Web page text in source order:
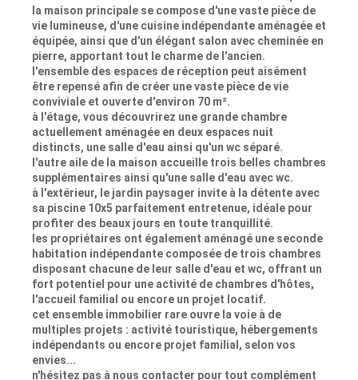
la maison principale se compose d'une vaste pièce de
vie lumineuse, d'une cuisine indépendante aménagée et
équipée, ainsi que d'un élégant salon avec cheminée en
pierre, apportant tout le charme de l'ancien.
l'ensemble des espaces de réception peut aisément
être repensé afin de créer une vaste pièce de vie
conviviale et ouverte d'environ 70 m².
à l'étage, vous découvrirez une grande chambre
actuellement aménagée en deux espaces nuit
distincts, une salle d'eau ainsi qu'un wc séparé.
l'autre aile de la maison accueille trois belles chambres
supplémentaires ainsi qu'une salle d'eau avec wc.
à l'extérieur, le jardin paysager invite à la détente avec
sa piscine 10x5 parfaitement entretenue, idéale pour
profiter des beaux jours en toute tranquillité.
les propriétaires ont également aménagé une seconde
habitation indépendante composée de trois chambres
disposant chacune de leur salle d'eau et wc, offrant un
fort potentiel pour une activité de chambres d'hôtes,
l'accueil familial ou encore un projet locatif.
cet ensemble immobilier rare ouvre la voie à de
multiples projets : activité touristique, hébergements
indépendants ou encore projet familial, selon vos
envies...
n'hésitez pas à nous contacter pour tout complément